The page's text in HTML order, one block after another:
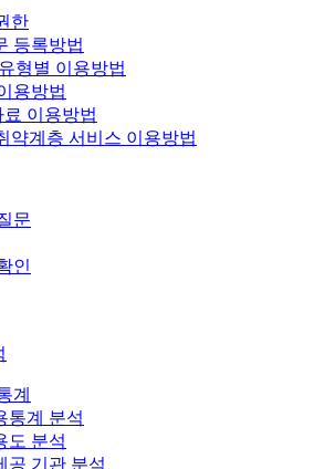
한
등록방법
형별 이용방법
용방법
이용방법
약계층 서비스 이용방법
문
인
계
통계 분석
도 분석
공 기관 분석